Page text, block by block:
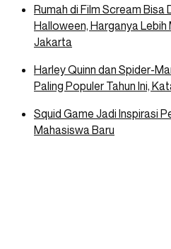
Rumah di Film Scream Bisa
Halloween, Harganya Lebih
Jakarta
Harley Quinn dan Spider-
Paling Populer Tahun Ini,
Squid Game Jadi Inspirasi
Mahasiswa Baru